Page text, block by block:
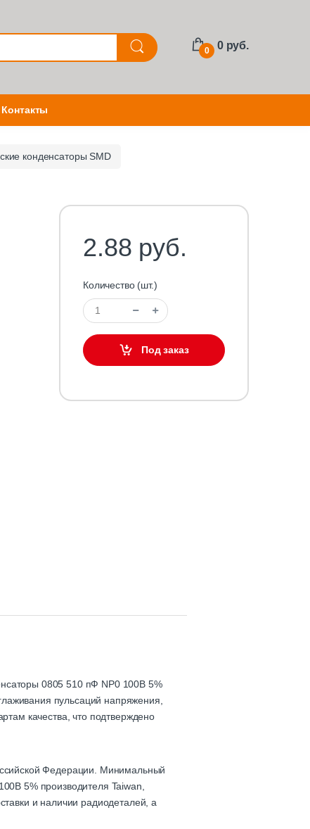
0 0 руб.
Контакты
конденсаторы SMD
2.88 руб.
Количество (шт.)
Под заказ
0805 510 пФ NP0 100В 5%
пульсаций напряжения,
качества, что подтверждено
Федерации. Минимальный
5% производителя Taiwan,
и наличии радиодеталей, а